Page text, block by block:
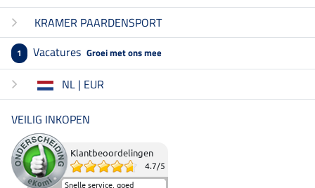
KRAMER PAARDENSPORT
1 Vacatures Groei met ons mee
NL | EUR
VEILIG INKOPEN
Klantbeoordelingen
4.7/5
Snelle service, goed